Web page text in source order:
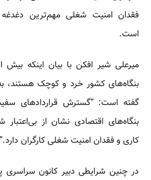
فقدان امنیت شغلی مهم‌ترین دغدغه
است.
بنگاه‌های کشور خرد و کوچک هستند، به
گفته است: “گسترش قراردادهای
بنگاه‌های اقتصادی نشان از بی‌اعتبار
کاری و فقدان امنیت شغلی کارگران دارد.”
در چنین شرایطی دبیر کانون سراسری